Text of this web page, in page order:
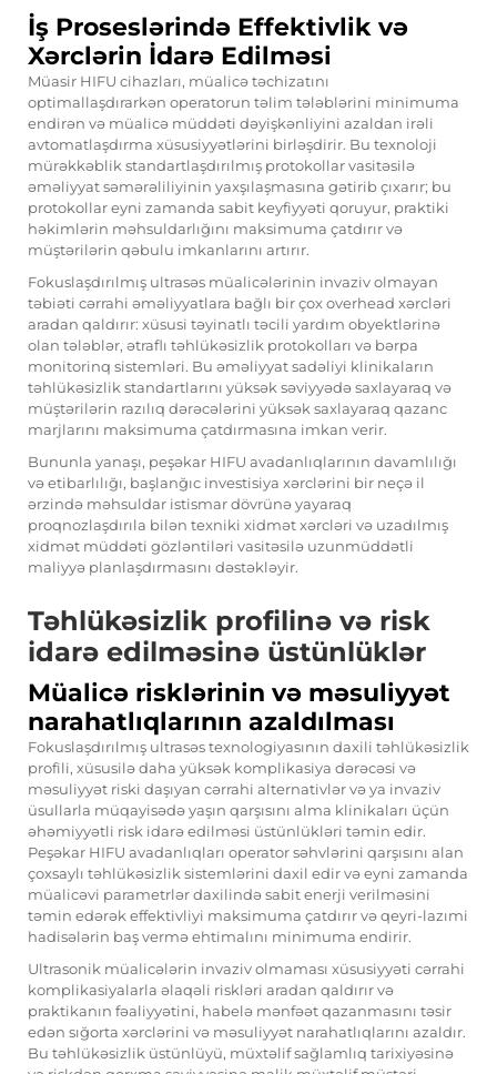
İş Proseslərində Effektivlik və
Xərclərin İdarə Edilməsi
Müasir HIFU cihazları, müalicə təchizatını
optimallaşdırarkən operatorun təlim tələblərini minimuma
endirən və müalicə müddəti dəyişkənliyini azaldan irəli
avtomatlaşdırma xüsusiyyətlərini birləşdirir. Bu texnoloji
mürəkkəblik standartlaşdırılmış protokollar vasitəsilə
əməliyyat səmərəliliyinin yaxşılaşmasına gətirib çıxarır; bu
protokollar eyni zamanda sabit keyfiyyəti qoruyur, praktiki
həkimlərin məhsuldarlığını maksimuma çatdırır və
müştərilərin qəbulu imkanlarını artırır.
Fokuslaşdırılmış ultrasəs müalicələrinin invaziv olmayan
təbiəti cərrahi əməliyyatlara bağlı bir çox overhead xərcləri
aradan qaldırır: xüsusi təyinatlı təcili yardım obyektlərinə
olan tələblər, ətraflı təhlükəsizlik protokolları və bərpa
monitorinq sistemləri. Bu əməliyyat sadəliyi klinikaların
təhlükəsizlik standartlarını yüksək səviyyədə saxlayaraq və
müştərilərin razılıq dərəcələrini yüksək saxlayaraq qazanc
marjlarını maksimuma çatdırmasına imkan verir.
Bununla yanaşı, peşəkar HIFU avadanlıqlarının davamlılığı
və etibarlılığı, başlanğıc investisiya xərclərini bir neçə il
ərzində məhsuldar istismar dövrünə yayaraq
proqnozlaşdırıla bilən texniki xidmət xərcləri və uzadılmış
xidmət müddəti gözləntiləri vasitəsilə uzunmüddətli
maliyyə planlaşdırmasını dəstəkləyir.
Təhlükəsizlik profilinə və risk
idarə edilməsinə üstünlüklər
Müalicə risklərinin və məsuliyyət
narahatlıqlarının azaldılması
Fokuslaşdırılmış ultrasəs texnologiyasının daxili təhlükəsizlik
profili, xüsusilə daha yüksək komplikasiya dərəcəsi və
məsuliyyət riski daşıyan cərrahi alternativlər və ya invaziv
üsullarla müqayisədə yaşın qarşısını alma klinikaları üçün
əhəmiyyətli risk idarə edilməsi üstünlükləri təmin edir.
Peşəkar HIFU avadanlıqları operator səhvlərini qarşısını alan
çoxsaylı təhlükəsizlik sistemlərini daxil edir və eyni zamanda
müalicəvi parametrlər daxilində sabit enerji verilməsini
təmin edərək effektivliyi maksimuma çatdırır və qeyri-lazımi
hadisələrin baş vermə ehtimalını minimuma endirir.
Ultrasonik müalicələrin invaziv olmaması xüsusiyyəti cərrahi
komplikasiyalarla əlaqəli riskləri aradan qaldırır və
praktikanın fəaliyyətini, habelə mənfəət qazanmasını təsir
edən sığorta xərclərini və məsuliyyət narahatlıqlarını azaldır.
Bu təhlükəsizlik üstünlüyü, müxtəlif sağlamlıq tarixiyəsinə